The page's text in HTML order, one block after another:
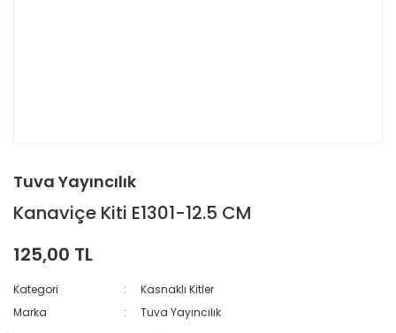
Tuva Yayıncılık
Kanaviçe Kiti E1301-12.5 CM
125,00 TL
Kategori
Kasnaklı Kitler
Marka
Tuva Yayıncılık